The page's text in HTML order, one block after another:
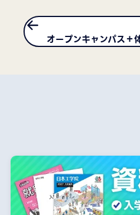
オープンキャンパス＋